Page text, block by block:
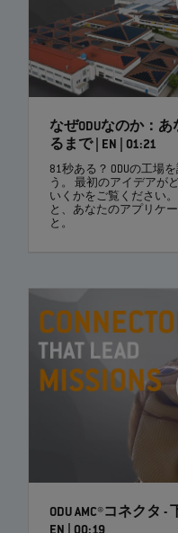
なぜODUなのか：
るまで | EN | 01:21
81秒ある？ ODUの工場
う。 最初のアイデアが
いくかをご覧ください
と、あなたのアプリケ
と。
ODU AMC®コネクタ